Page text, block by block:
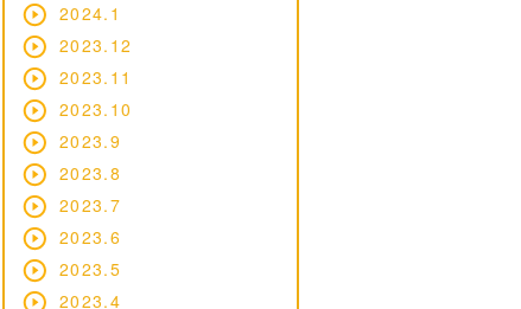
2024.1
2023.12
2023.11
2023.10
2023.9
2023.8
2023.7
2023.6
2023.5
2023.4